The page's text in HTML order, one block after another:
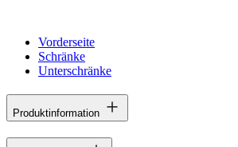
Vorderseite
Schränke
Unterschränke
Produktinformation